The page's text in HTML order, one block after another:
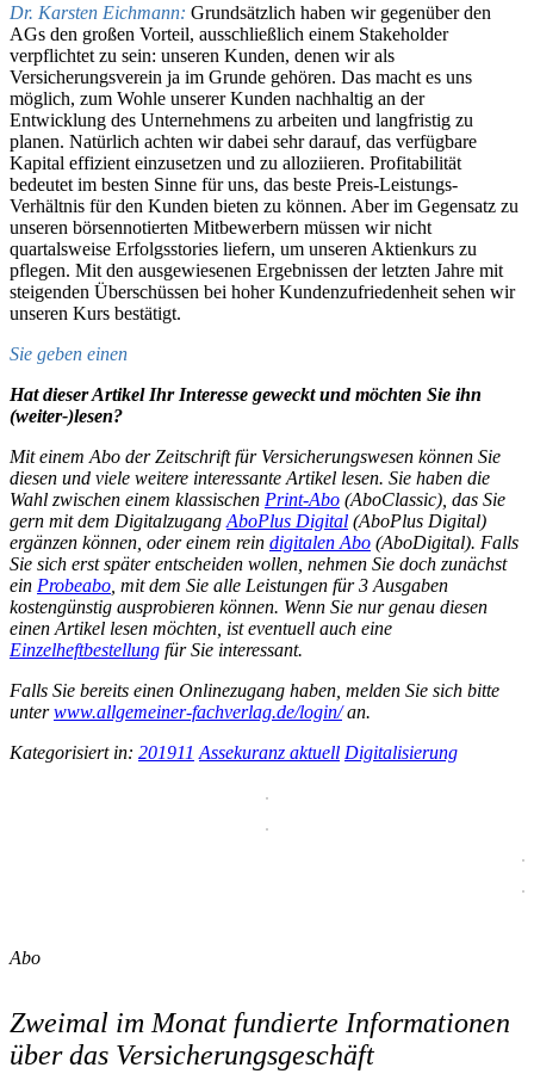
Dr. Karsten Eichmann: Grundsätzlich haben wir gegenüber den
AGs den großen Vorteil, ausschließlich einem Stakeholder
verpflichtet zu sein: unseren Kunden, denen wir als
Versicherungsverein ja im Grunde gehören. Das macht es uns
möglich, zum Wohle unserer Kunden nachhaltig an der
Entwicklung des Unternehmens zu arbeiten und langfristig zu
planen. Natürlich achten wir dabei sehr darauf, das verfügbare
Kapital effizient einzusetzen und zu alloziieren. Profitabilität
bedeutet im besten Sinne für uns, das beste Preis-Leistungs-
Verhältnis für den Kunden bieten zu können. Aber im Gegensatz zu
unseren börsennotierten Mitbewerbern müssen wir nicht
quartalsweise Erfolgsstories liefern, um unseren Aktienkurs zu
pflegen. Mit den ausgewiesenen Ergebnissen der letzten Jahre mit
steigenden Überschüssen bei hoher Kundenzufriedenheit sehen wir
unseren Kurs bestätigt.
Sie geben einen
Hat dieser Artikel Ihr Interesse geweckt und möchten Sie ihn
(weiter-)lesen?
Mit einem Abo der Zeitschrift für Versicherungswesen können Sie
diesen und viele weitere interessante Artikel lesen. Sie haben die
Wahl zwischen einem klassischen Print-Abo (AboClassic), das Sie
gern mit dem Digitalzugang AboPlus Digital (AboPlus Digital)
ergänzen können, oder einem rein digitalen Abo (AboDigital). Falls
Sie sich erst später entscheiden wollen, nehmen Sie doch zunächst
ein Probeabo , mit dem Sie alle Leistungen für 3 Ausgaben
kostengünstig ausprobieren können. Wenn Sie nur genau diesen
einen Artikel lesen möchten, ist eventuell auch eine
Einzelheftbestellung für Sie interessant.
Falls Sie bereits einen Onlinezugang haben, melden Sie sich bitte
unterwww.allgemeiner-fachverlag.de/login/an.
Kategorisiert in: 201911 Assekuranz aktuell Digitalisierung
Abo
Zweimal im Monat fundierte Informationen
über das Versicherungsgeschäft